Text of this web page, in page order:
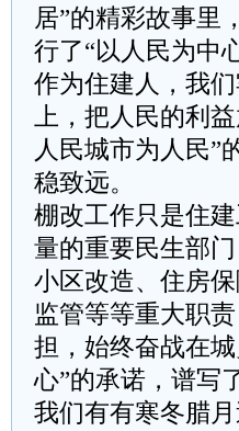
居”的精彩故事里
行了“以人民为中
作为住建人，我
上，把人民的利
人民城市为人民”
稳致远。
棚改工作只是住
量的重要民生部
小区改造、住房
监管等等重大职
担，始终奋战在
心”的承诺，谱写
我们有有寒冬腊